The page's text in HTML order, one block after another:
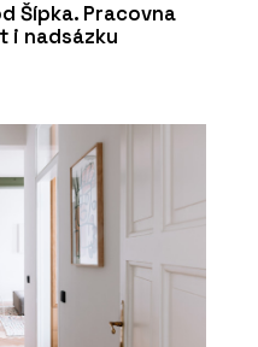
Šípka. Pracovna
i nadsázku